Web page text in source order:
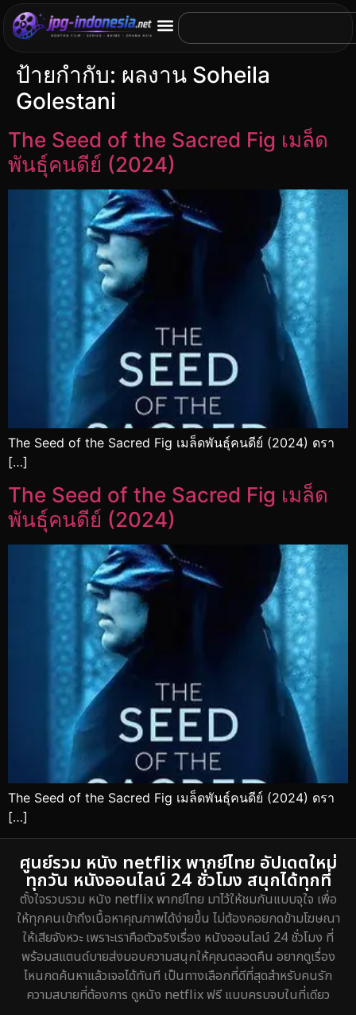
ป้ายกำกับ: ผลงาน Soheila
Golestani
The Seed of the Sacred Fig เมล็ด
พันธุ์คนดีย์ (2024)
The Seed of the Sacred Fig เมล็ดพันธุ์คนดีย์ (2024) ดรา
[…]
The Seed of the Sacred Fig เมล็ด
พันธุ์คนดีย์ (2024)
The Seed of the Sacred Fig เมล็ดพันธุ์คนดีย์ (2024) ดรา
[…]
ศูนย์รวม หนัง netflix พากย์ไทย อัปเดตใหม่
ทุกวัน หนังออนไลน์ 24 ชั่วโมง สนุกได้ทุกที่
ตั้งใจรวบรวม หนัง netflix พากย์ไทย มาไว้ให้ชมกันแบบจุใจ เพื่อ
ให้ทุกคนเข้าถึงเนื้อหาคุณภาพได้ง่ายขึ้น ไม่ต้องคอยกดข้ามโฆษณา
ให้เสียจังหวะ เพราะเราคือตัวจริงเรื่อง หนังออนไลน์ 24 ชั่วโมง ที่
พร้อมสแตนด์บายส่งมอบความสนุกให้คุณตลอดคืน อยากดูเรื่อง
ไหนกดค้นหาแล้วเจอได้ทันที เป็นทางเลือกที่ดีที่สุดสำหรับคนรัก
ความสบายที่ต้องการ ดูหนัง netflix ฟรี แบบครบจบในที่เดียว